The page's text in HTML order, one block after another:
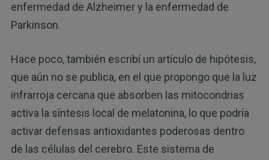
enfermedad de Alzheimer y la enfermedad de
Parkinson.
Hace poco, también escribí un artículo de hipótesis,
que aún no se publica, en el que propongo que la luz
infrarroja cercana que absorben las mitocondrias
activa la síntesis local de melatonina, lo que podría
activar defensas antioxidantes poderosas dentro
de las células del cerebro. Este sistema de